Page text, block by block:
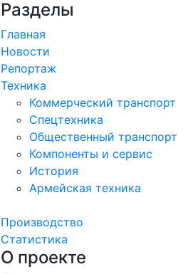
Разделы
Главная
Новости
Репортаж
Техника
Коммерческий транспорт
Спецтехника
Общественный транспорт
Компоненты и сервис
История
Армейская техника
Производство
Статистика
О проекте